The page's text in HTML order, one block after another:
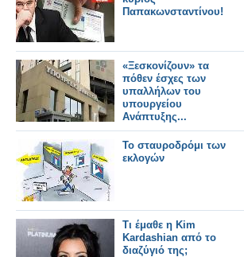
Παπακωνσταντίνου!
«Ξεσκονίζουν» τα
πόθεν έσχες των
υπαλλήλων του
υπουργείου
Ανάπτυξης...
Το σταυροδρόμι των
εκλογών
Τι έμαθε η Kim
Kardashian από το
διαζύγιό της;